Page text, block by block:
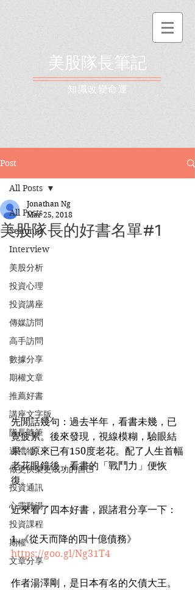
美股隊長筆記
​知識改變命運
Post
All Posts
Seminar
Interview
美股分析
投資心理
投資講座
傳媒訪問
高手訪問
數據分享
期權文章
推薦好書
講座文字版
隊長隨筆
送禮物
做更快樂更成功的自己
投資通訊
心靈雞湯
投資課程
期權
文章分享
All Posts
美股隊長的好書名單#1
Jonathan Ng
Mar 25, 2018
先閒話幾句：過去半年，看書未幾，已
覺疲累。後來發現，視線模糊，驗眼結
果，原來已有150度老花。配了人生首幅
老花眼鏡後，看書的「戰鬥力」便恢
復。
近來看了四本好書，跟諸君分享一下：
1.《從天而降的四十億債務》
https://goo.gl/Ng31T4
作者湯澤剛，是日本有名的欠債大王。